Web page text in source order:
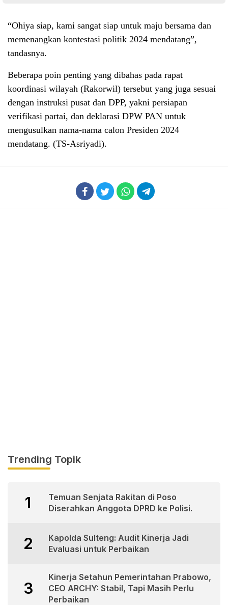
“Ohiya siap, kami sangat siap untuk maju bersama dan
memenangkan kontestasi politik 2024 mendatang”,
tandasnya.
Beberapa poin penting yang dibahas pada rapat
koordinasi wilayah (Rakorwil) tersebut yang juga sesuai
dengan instruksi pusat dan DPP, yakni persiapan
verifikasi partai, dan deklarasi DPW PAN untuk
mengusulkan nama-nama calon Presiden 2024
mendatang. (TS-Asriyadi).
Trending Topik
1
Temuan Senjata Rakitan di Poso
Diserahkan Anggota DPRD ke Polisi.
2
Kapolda Sulteng: Audit Kinerja Jadi
Evaluasi untuk Perbaikan
3
Kinerja Setahun Pemerintahan Prabowo,
CEO ARCHY: Stabil, Tapi Masih Perlu
Perbaikan